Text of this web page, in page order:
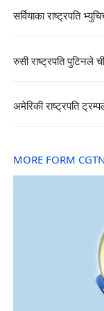
सर्वियाका राष्ट्रपति
रुसी राष्ट्रपति पुटिनले
अमेरिकी राष्ट्रपति
MORE FORM CGTN